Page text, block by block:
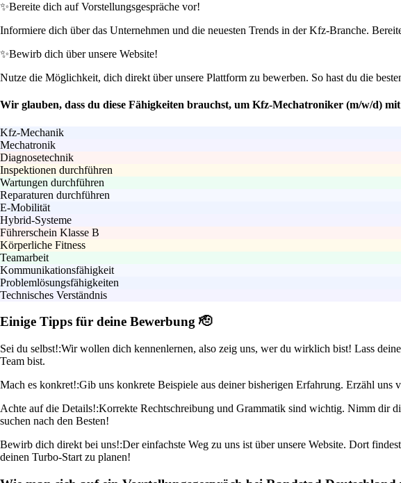
✨Bereite dich auf Vorstellungsgespräche vor!
Informiere dich über das Unternehmen und die neuesten Trends in der Kfz-Branche.
✨Bewirb dich über unsere Website!
Nutze die Möglichkeit, dich direkt über unsere Plattform zu bewerben. So hast du die
Wir glauben, dass du diese Fähigkeiten brauchst, um Kfz-Mechatroniker (m/w/d)
Kfz-Mechanik
Mechatronik
Diagnosetechnik
Inspektionen durchführen
Wartungen durchführen
Reparaturen durchführen
E-Mobilität
Hybrid-Systeme
Führerschein Klasse B
Körperliche Fitness
Teamarbeit
Kommunikationsfähigkeit
Problemlösungsfähigkeiten
Technisches Verständnis
Einige Tipps für deine Bewerbung 🫡
Sei du selbst!:Wir wollen dich kennenlernen, also zeig uns, wer du wirklich bist! Lass
Team bist.
Mach es konkret!:Gib uns konkrete Beispiele aus deiner bisherigen Erfahrung. Erzähl
Achte auf die Details!:Korrekte Rechtschreibung und Grammatik sind wichtig. Nimm dir
suchen nach den Besten!
Bewirb dich direkt bei uns!:Der einfachste Weg zu uns ist über unsere Website. Dort
deinen Turbo-Start zu planen!